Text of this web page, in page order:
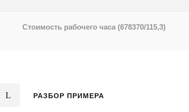
Стоимость рабочего часа (678370/115,3)
РАЗБОР ПРИМЕРА